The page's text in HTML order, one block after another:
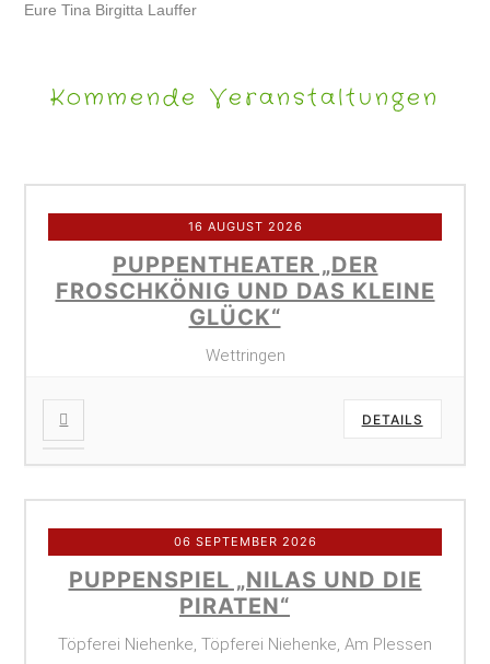
Eure Tina Birgitta Lauffer
Kommende Veranstaltungen
16 AUGUST 2026
PUPPENTHEATER „DER
FROSCHKÖNIG UND DAS KLEINE
GLÜCK“
Wettringen
DETAILS
06 SEPTEMBER 2026
PUPPENSPIEL „NILAS UND DIE
PIRATEN“
Töpferei Niehenke, Töpferei Niehenke, Am Plessen